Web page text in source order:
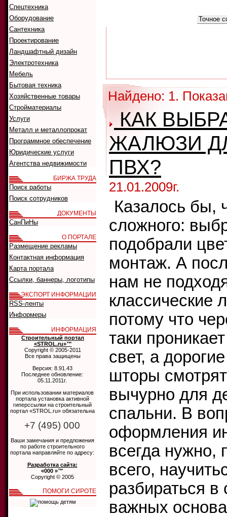
Найдено: 1.
КАК
ЖАЛЮЗИ
ПВХ?
21.01.2009г.
Казалось бы,
сложного:
подобрали
монтаж. А
нам не
классические
потому что
таки
свет, а
шторы
вычурно для
спальни. В
оформления
всегда нужно,
всего,
разбираться
важных
Спецтехника
Оборудование
Сантехника
Проектирование
Ландшафтный дизайн
Электротехника
Мебель
Бытовая техника
Хозяйственные товары
Стройматериалы
Услуги
Металл и металлопрокат
Программное обеспечение
Юридические услуги
Агентства недвижимости
БИРЖА ТРУДА
Поиск работы
Поиск сотрудников
ДОКУМЕНТЫ
СанПиНы
О ПОРТАЛЕ
Размещение рекламы
Контактная информация
Карта портала
Ссылки, баннеры, логотипы
ЭКСПОРТ ИНФОРМАЦИИ
RSS-ленты
Информеры
ИНФОРМАЦИЯ
Строительный портал
«STROL.ru»™
Copyright © 2005-2011
Все права защищены
Версия: 8.91.43
Последнее обновление:
05.11.2011г.
При использовании материалов
портала установка активной
гиперссылки на строительный
портал «STROL.ru» обязательна
+7 (495) 000
Ваши замечания и предложения
по работе строительного
портала направляйте по адресу:
Разработка сайта:
«000 »™
Copyright © 2005
ПОМОГИ СИРОТЕ